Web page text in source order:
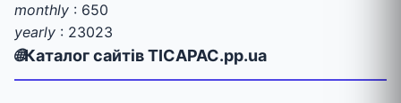
monthly : 650
yearly : 23023
🌐Каталог сайтів TICAPAC.pp.ua